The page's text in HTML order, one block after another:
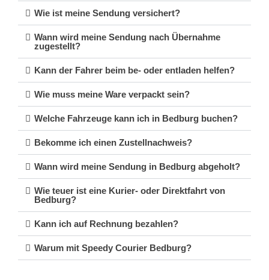
Wie ist meine Sendung versichert?
Wann wird meine Sendung nach Übernahme
zugestellt?
Kann der Fahrer beim be- oder entladen helfen?
Wie muss meine Ware verpackt sein?
Welche Fahrzeuge kann ich in Bedburg buchen?
Bekomme ich einen Zustellnachweis?
Wann wird meine Sendung in Bedburg abgeholt?
Wie teuer ist eine Kurier- oder Direktfahrt von
Bedburg?
Kann ich auf Rechnung bezahlen?
Warum mit Speedy Courier Bedburg?